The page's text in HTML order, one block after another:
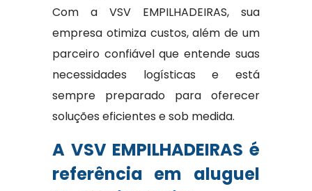
Com a VSV EMPILHADEIRAS, sua
empresa otimiza custos, além de um
parceiro confiável que entende suas
necessidades logísticas e está
sempre preparado para oferecer
soluções eficientes e sob medida.
A VSV EMPILHADEIRAS é
referência em aluguel